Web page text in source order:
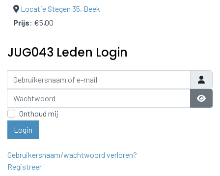
Locatie Stegen 35, Beek
Prijs: €5,00
JUG043 Leden Login
Gebruikersnaam of e-mail
Wachtwoord
Laat
Onthoud mij
Login
Gebruikersnaam/wachtwoord verloren?
Registreer